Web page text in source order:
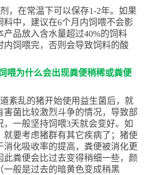
，在常温下可以保存1-2年。如果
料中，建议在6个月内饲喂不会影
产品放入含水量超过40%的饲料
内饲喂完，否则会导致饲料的酸
喂为什么会出现粪便稍稀或粪便
紊乱的猪开始使用益生菌后，就
害菌比较激烈斗争的情况，导致部
，一般坚持饲喂3天就会变好。如
就要考虑猪群有其它疾病了；猪使
消化吸收率的提高，粪便被消化更
此粪便会比过去变得稍细一些，颜
一般是过去的暗黄色变成稍黑